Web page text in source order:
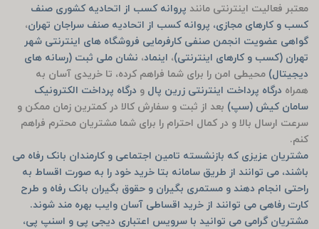
معتبر فعالیت اینترنتی مانند پروانه کسب از اتحادیه کشوری صنف
کسب و کارهای مجازی، پروانه کسب از اتحادیه صنف سراجان تهران،
گواهی عضویت انجمن صنفی کارفرمایی فروشگاه های اینترنتی شهر
تهران (کسب و کارهای اینترنتی)، اینماد، نشان ملی ثبت (رسانه های
دیجیتال) محیطی امن را برای شما فراهم کرده، تا خریدی آسان به
همراه درگاه پرداخت اینترنتی زرین پال و درگاه پرداخت الکترونیک
سامان کیش (سپ) بعد از ثبت و سفارش کالا در کمترین زمان ممکن و
سرعت ارسال بالا و در کمال احترام را برای شما مشتریان محترم فراهم
کنم.
مشتریان عزیزی که بازنشسته تامین اجتماعی و کارمندان بانک رفاه می
باشند، می توانند از طریق سامانه بتا خرید خود را به صورت اقساط به
راحتی انجام دهند و مستمری بگیران و حقوق بگیران بانک رفاه و طرح
کارت رفاهی می توانند از خرید اقساطی آسان وایب بهره مند شوند.
مشتریان گرامی می توانید با سرویس اعتباری دیجی پی و اسنپ پی،